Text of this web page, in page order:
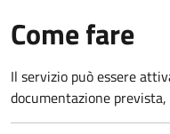
Come fare
Il servizio può essere
documentazione